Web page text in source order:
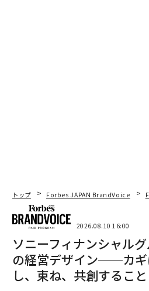
トップ Forbes JAPAN BrandVoice
2026.08.10 16:00
ソニーフィナンシャル
の経営デザイン──カギ
し、束ね、共創すること